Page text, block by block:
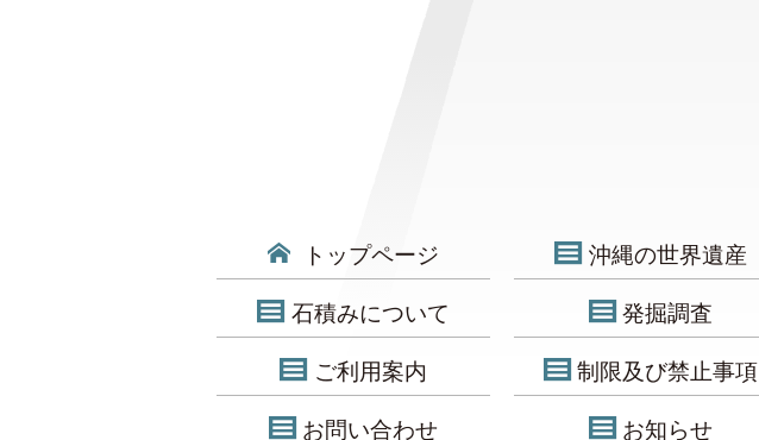
トップページ 沖縄の世界遺産
石積みについて 発掘調査
ご利用案内 制限及び禁止事項
お問い合わせ お知らせ